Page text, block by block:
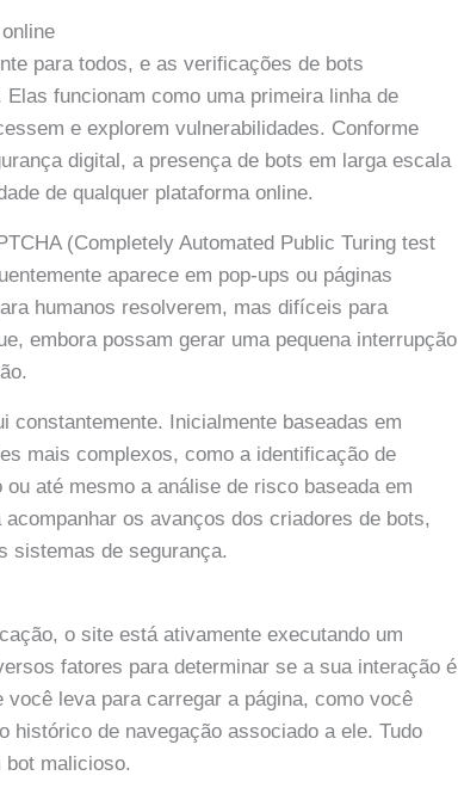
para todos, e as verificações de bots
funcionam como uma primeira linha de
e explorem vulnerabilidades. Conforme
digital, a presença de bots em larga escala
de qualquer plataforma online.
(Completely Automated Public Turing test
aparece em pop-ups ou páginas
humanos resolverem, mas difíceis para
embora possam gerar uma pequena interrupção
Inicialmente baseadas em
mais complexos, como a identificação de
até mesmo a análise de risco baseada em
os avanços dos criadores de bots,
sistemas de segurança.
o site está ativamente executando um
fatores para determinar se a sua interação é
leva para carregar a página, como você
histórico de navegação associado a ele. Tudo
malicioso.